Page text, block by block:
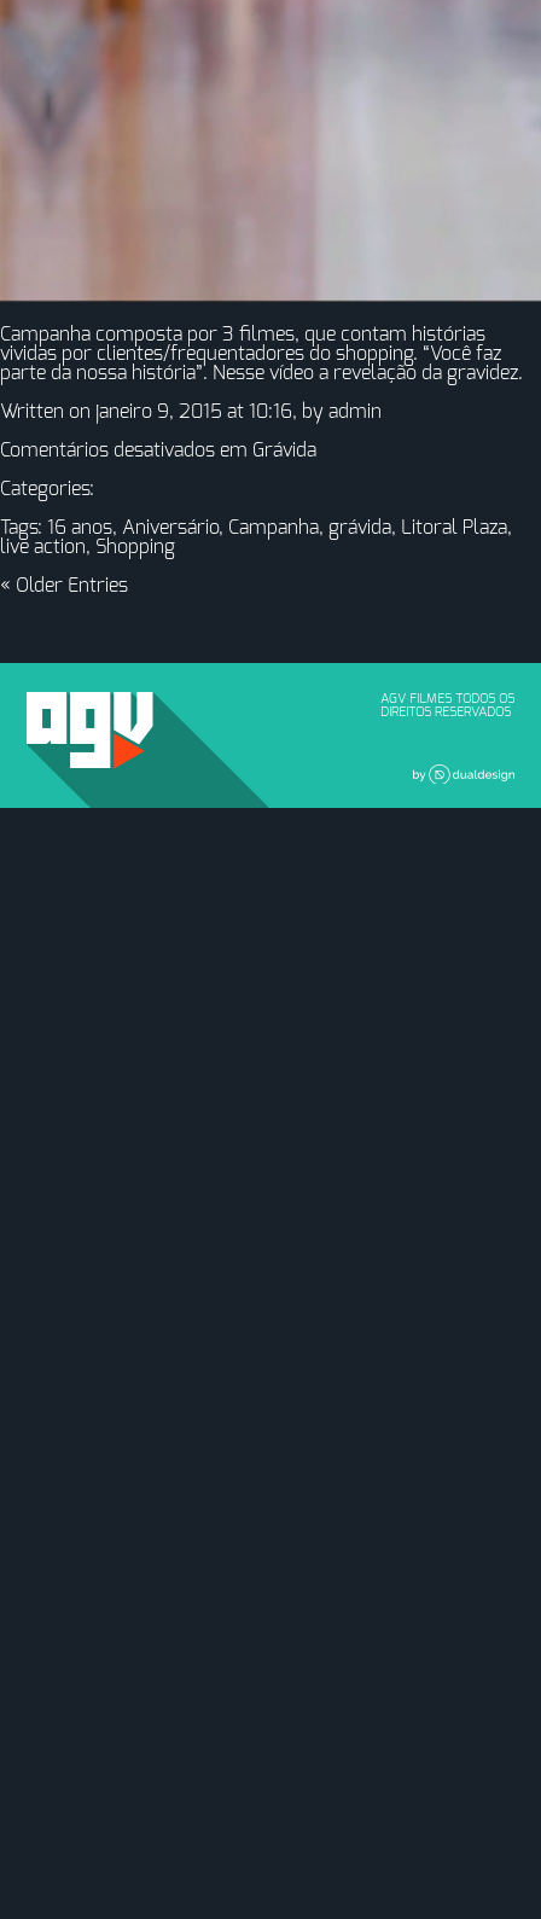
Campanha composta por 3 filmes, que contam histórias
vividas por clientes/frequentadores do shopping. “Você faz
parte da nossa história”. Nesse vídeo a revelação da gravidez.
Written on janeiro 9, 2015 at 10:16, by admin
Comentários desativados em Grávida
Categories:
Tags: 16 anos, Aniversário, Campanha, grávida, Litoral Plaza,
live action, Shopping
« Older Entries
AGV FILMES TODOS OS
DIREITOS RESERVADOS